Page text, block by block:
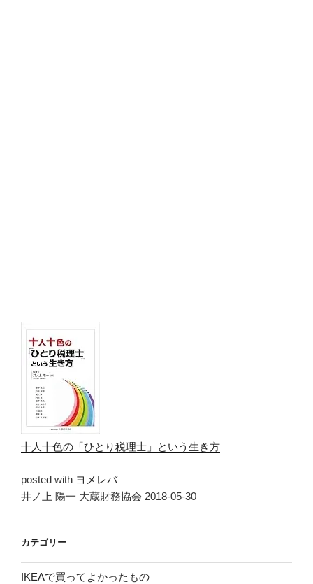
十人十色の「ひとり税理士」という生き方
posted with ヨメレバ
井ノ上 陽一 大蔵財務協会 2018-05-30
カテゴリー
IKEAで買ってよかったもの